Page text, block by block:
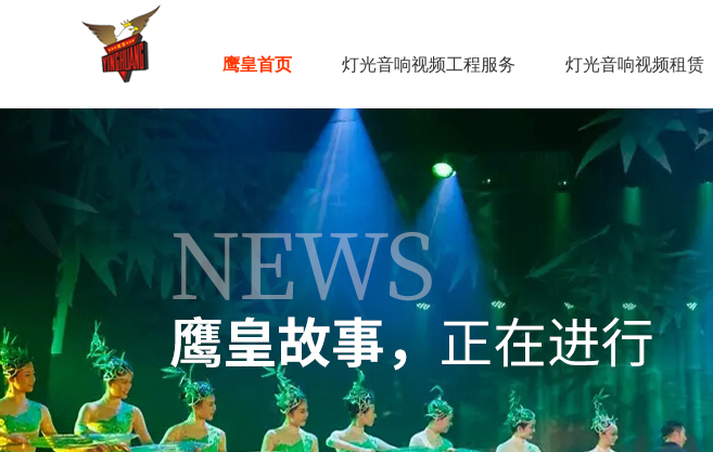
鹰皇首页 灯光音响视频工程服务 灯光音响视频租赁